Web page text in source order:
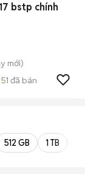
bstp chính
mới)
51 đã bán
512 GB 1 TB